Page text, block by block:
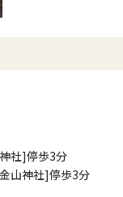
社]停歩3分
山神社]停歩3分